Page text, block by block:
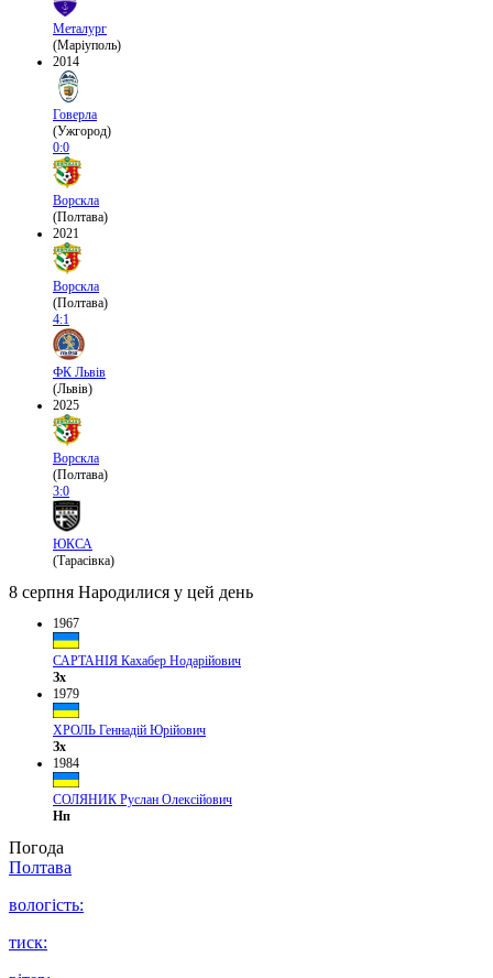
Металург
(Маріуполь)
2014
Говерла
(Ужгород)
0:0
Ворскла
(Полтава)
2021
Ворскла
(Полтава)
4:1
ФК Львів
(Львів)
2025
Ворскла
(Полтава)
3:0
ЮКСА
(Тарасівка)
8 серпня Народилися у цей день
1967
САРТАНІЯ Кахабер Нодарійович
Зх
1979
ХРОЛЬ Геннадій Юрійович
Зх
1984
СОЛЯНИК Руслан Олексійович
Нп
Погода
Полтава
вологість:
тиск: